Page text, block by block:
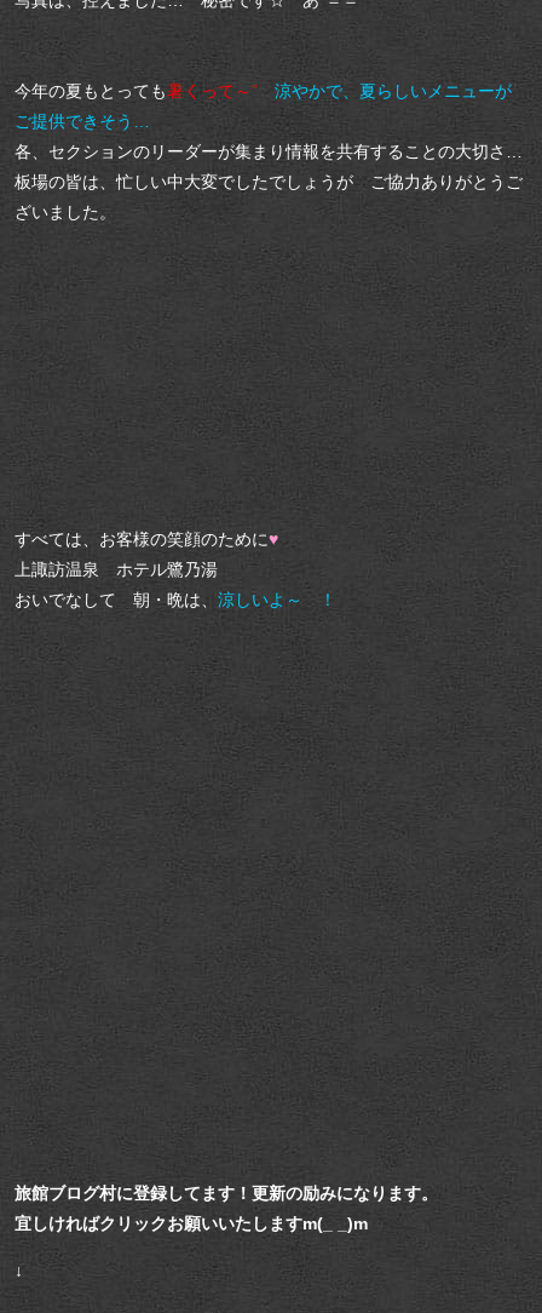
今年の夏もとっても暑くって～”
涼やかで、夏らしいメニューが
ご提供できそう…
各、セクションのリーダーが集まり情報を共有することの大切さ…
板場の皆は、忙しい中大変でしたでしょうが ご協力ありがとうご
ざいました。
すべては、お客様の笑顔のために♥
上諏訪温泉 ホテル鷺乃湯
おいでなして 朝・晩は、 涼しいよ～ ！
旅館ブログ村に登録してます！更新の励みになります。
宜しければクリックお願いいたしますm(_ _)m
↓